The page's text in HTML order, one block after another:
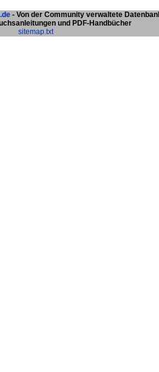
- Von der Community verwaltete
und PDF-Handbücher
sitemap.txt